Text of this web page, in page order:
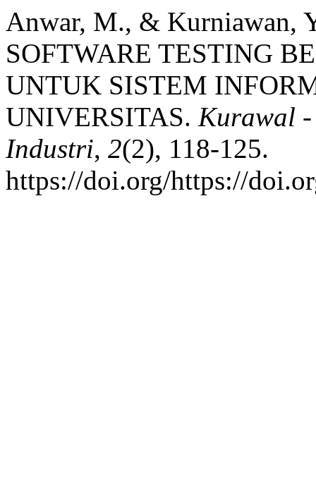
Anwar, M., & Kurniawan,
SOFTWARE TESTING
UNTUK SISTEM
UNIVERSITAS. Kurawal
Industri, 2(2), 118-125.
https://doi.org/https://